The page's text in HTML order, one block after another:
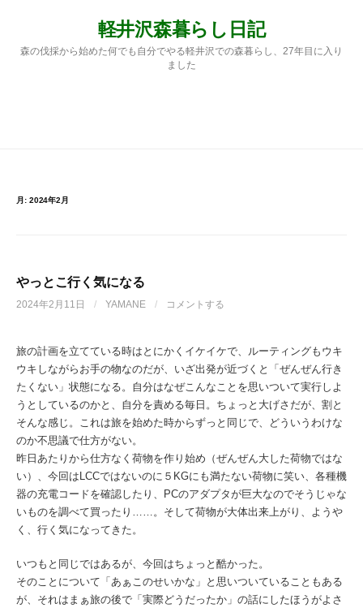
軽井沢森暮らし日記
森の伐採から始めた何でも自分でやる軽井沢での森暮らし、27年目に入り
ました
月: 2024年2月
やっとこ行く気になる
2024年2月11日 / YAMANE / コメントする
旅の計画を立てている時はとにかくイケイケで、ルーティングもウキ
ウキしながらお手の物なのだが、いざ出発が近づくと「ぜんぜん行き
たくない」状態になる。自分はなぜこんなことを思いついて実行しよ
うとしているのかと、自分を責める毎日。ちょっと大げさだが、割と
そんな感じ。これは旅を始めた時からずっと同じで、どういうわけな
のか不思議で仕方がない。
昨日あたりから仕方なく荷物を作り始め（ぜんぜん大した荷物ではな
い）、今回はLCCではないのに５KGにも満たない荷物に笑い、各種機
器の充電コードを確認したり、PCのアダプタが巨大なのでそうじゃな
いものを調べて買ったり……。そして荷物が大体出来上がり、ようや
く、行く気になってきた。
いつもと同じではあるが、今回はちょっと酷かった。
そのことについて「あぁこのせいかな」と思いついていることもある
が、それはまぁ旅の後で「実際どうだったか」の話にしたほうがよさ